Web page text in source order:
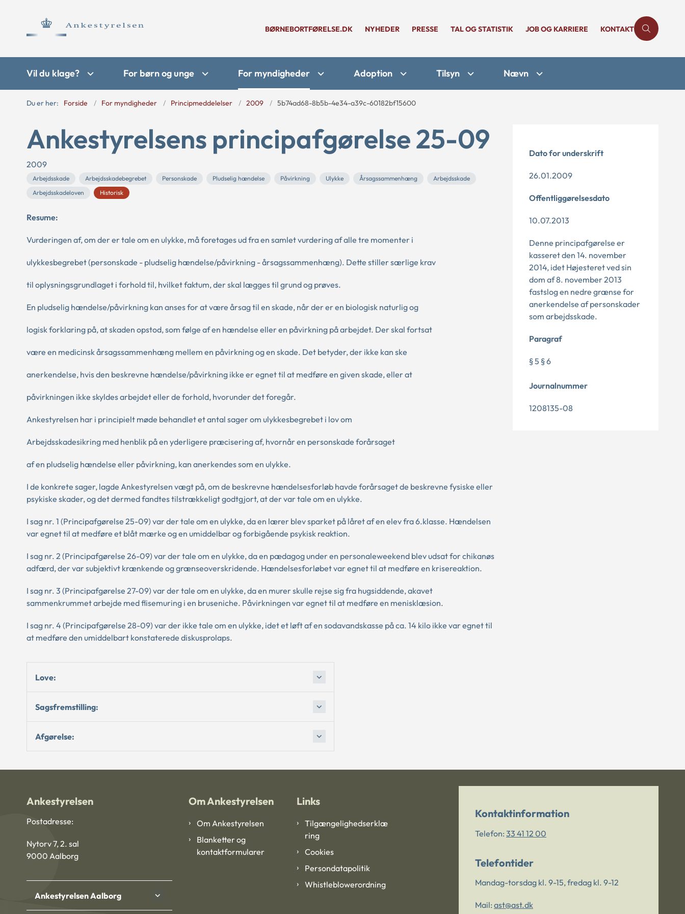
BØRNEBORTFØRELSE.DK NYHEDER PRESSE TAL OG STATISTIK JOB OG KARRIERE KONTAKT
Vil du klage? For børn og unge For myndigheder Adoption Tilsyn Nævn
Du er her: Forside For myndigheder Principmeddelelser 2009 5b74ad68-8b5b-4e34-a39c-60182bf15600
Ankestyrelsens principafgørelse 25-09
2009
Arbejdsskade Arbejdsskadebegrebet Personskade Pludselig hændelse Påvirkning Ulykke Årsagssammenhæng
Arbejdsskade
Arbejdsskadeloven
Historisk
Resume:
Vurderingen af, om der er tale om en ulykke, må foretages ud fra en samlet vurdering af alle tre momenter i
ulykkesbegrebet (personskade - pludselig hændelse/påvirkning - årsagssammenhæng). Dette stiller særlige krav
til oplysningsgrundlaget i forhold til, hvilket faktum, der skal lægges til grund og prøves.
En pludselig hændelse/påvirkning kan anses for at være årsag til en skade, når der er en biologisk naturlig og
logisk forklaring på, at skaden opstod, som følge af en hændelse eller en påvirkning på arbejdet. Der skal fortsat
være en medicinsk årsagssammenhæng mellem en påvirkning og en skade. Det betyder, der ikke kan ske
anerkendelse, hvis den beskrevne hændelse/påvirkning ikke er egnet til at medføre en given skade, eller at
påvirkningen ikke skyldes arbejdet eller de forhold, hvorunder det foregår.
Ankestyrelsen har i principielt møde behandlet et antal sager om ulykkesbegrebet i lov om
Arbejdsskadesikring med henblik på en yderligere præcisering af, hvornår en personskade forårsaget
af en pludselig hændelse eller påvirkning, kan anerkendes som en ulykke.
I de konkrete sager, lagde Ankestyrelsen vægt på, om de beskrevne hændelsesforløb havde forårsaget de beskrevne fysiske eller
psykiske skader, og det dermed fandtes tilstrækkeligt godtgjort, at der var tale om en ulykke.
I sag nr. 1 (Principafgørelse 25-09) var der tale om en ulykke, da en lærer blev sparket på låret af en elev fra 6.klasse. Hændelsen
var egnet til at medføre et blåt mærke og en umiddelbar og forbigående psykisk reaktion.
I sag nr. 2 (Principafgørelse 26-09) var der tale om en ulykke, da en pædagog under en personaleweekend blev udsat for chikanøs
adfærd, der var subjektivt krænkende og grænseoverskridende. Hændelsesforløbet var egnet til at medføre en krisereaktion.
I sag nr. 3 (Principafgørelse 27-09) var der tale om en ulykke, da en murer skulle rejse sig fra hugsiddende, akavet
sammenkrummet arbejde med flisemuring i en bruseniche. Påvirkningen var egnet til at medføre en menisklæsion.
I sag nr. 4 (Principafgørelse 28-09) var der ikke tale om en ulykke, idet et løft af en sodavandskasse på ca. 14 kilo ikke var egnet til
at medføre den umiddelbart konstaterede diskusprolaps.
Love:
Sagsfremstilling:
Afgørelse:
Dato for underskrift
26.01.2009
Offentliggørelsesdato
10.07.2013
Denne principafgørelse er
kasseret den 14. november
2014, idet Højesteret ved sin
dom af 8. november 2013
fastslog en nedre grænse for
anerkendelse af personskader
som arbejdsskade.
Paragraf
§ 5 § 6
Journalnummer
1208135-08
Ankestyrelsen
Postadresse:
Nytorv 7, 2. sal
9000 Aalborg
Ankestyrelsen Aalborg
Om Ankestyrelsen
Om Ankestyrelsen
Blanketter og
kontaktformularer
Links
Tilgængelighedserklæ
ring
Cookies
Persondatapolitik
Whistleblowerordning
Kontaktinformation
Telefon: 33 41 12 00
Telefontider
Mandag-torsdag kl. 9-15, fredag kl. 9-12
Mail: ast@ast.dk